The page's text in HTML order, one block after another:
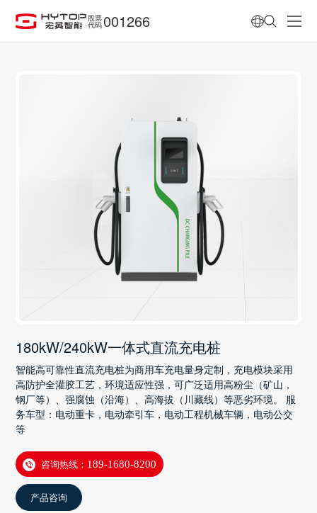
股票
代码 001266
180kW/240kW一体式直流充电桩
智能高可靠性直流充电桩为商用车充电量身定制，充电模块采用
高防护全灌胶工艺，环境适应性强，可广泛适用高粉尘（矿山，
钢厂等）、强腐蚀（沿海）、高海拔（川藏线）等恶劣环境。 服
务车型：电动重卡，电动牵引车，电动工程机械车辆，电动公交
等
咨询热线： 189-1680-8200
产品咨询